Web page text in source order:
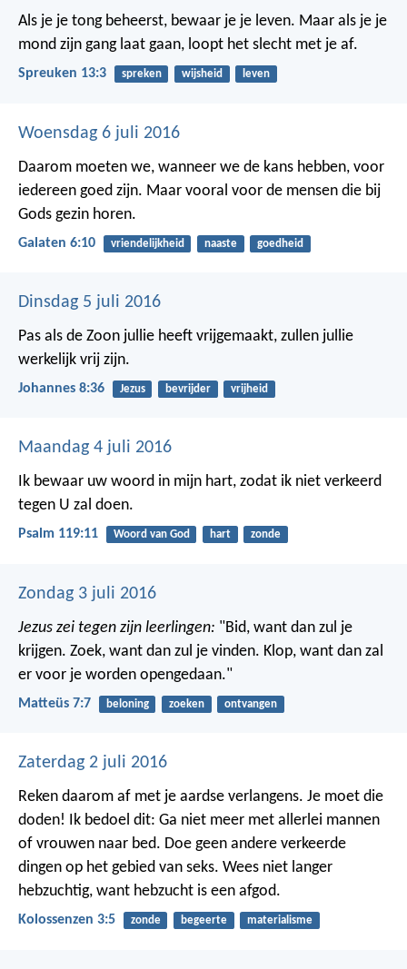
Als je je tong beheerst, bewaar je je leven. Maar als je je
mond zijn gang laat gaan, loopt het slecht met je af.
Spreuken 13:3 spreken wijsheid leven
Woensdag 6 juli 2016
Daarom moeten we, wanneer we de kans hebben, voor
iedereen goed zijn. Maar vooral voor de mensen die bij
Gods gezin horen.
Galaten 6:10 vriendelijkheid naaste goedheid
Dinsdag 5 juli 2016
Pas als de Zoon jullie heeft vrijgemaakt, zullen jullie
werkelijk vrij zijn.
Johannes 8:36 Jezus bevrijder vrijheid
Maandag 4 juli 2016
Ik bewaar uw woord in mijn hart, zodat ik niet verkeerd
tegen U zal doen.
Psalm 119:11 Woord van God hart zonde
Zondag 3 juli 2016
Jezus zei tegen zijn leerlingen: "Bid, want dan zul je
krijgen. Zoek, want dan zul je vinden. Klop, want dan zal
er voor je worden opengedaan."
Matteüs 7:7 beloning zoeken ontvangen
Zaterdag 2 juli 2016
Reken daarom af met je aardse verlangens. Je moet die
doden! Ik bedoel dit: Ga niet meer met allerlei mannen
of vrouwen naar bed. Doe geen andere verkeerde
dingen op het gebied van seks. Wees niet langer
hebzuchtig, want hebzucht is een afgod.
Kolossenzen 3:5 zonde begeerte materialisme